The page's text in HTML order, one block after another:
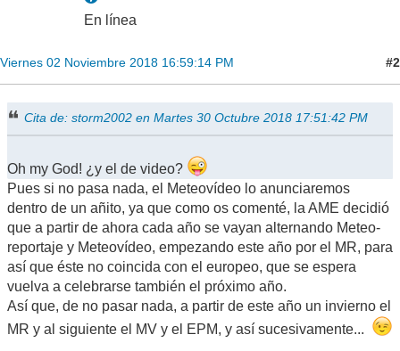
En línea
Viernes 02 Noviembre 2018 16:59:14 PM #2
Cita de: storm2002 en Martes 30 Octubre 2018 17:51:42 PM
Oh my God! ¿y el de video?
Pues si no pasa nada, el Meteovídeo lo anunciaremos
dentro de un añito, ya que como os comenté, la AME decidió
que a partir de ahora cada año se vayan alternando Meteo-
reportaje y Meteovídeo, empezando este año por el MR, para
así que éste no coincida con el europeo, que se espera
vuelva a celebrarse también el próximo año.
Así que, de no pasar nada, a partir de este año un invierno el
MR y al siguiente el MV y el EPM, y así sucesivamente...